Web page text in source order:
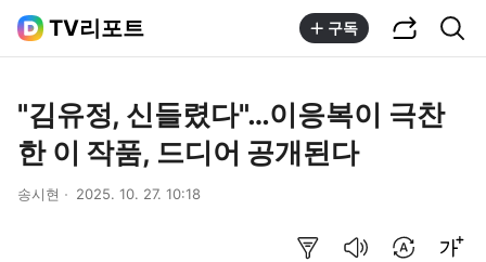
TV리포트 구독
"김유정, 신들렸다"…이응복이 극찬
한 이 작품, 드디어 공개된다
송시현 2025. 10. 27. 10:18